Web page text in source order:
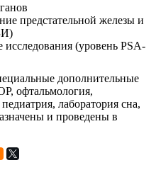
предстательной железы и
(уровень PSA-
дополнительные
офтальмология,
лаборатория сна,
и проведены в